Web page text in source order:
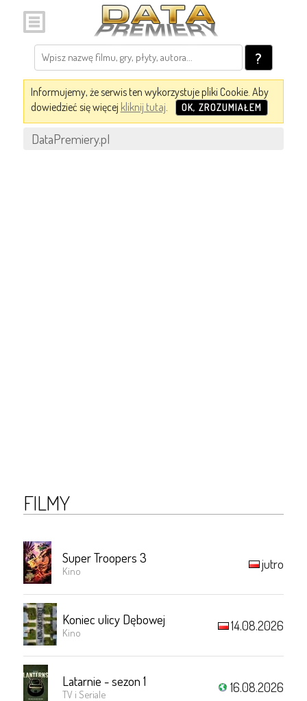
?
Informujemy, że serwis ten wykorzystuje pliki Cookie. Aby
dowiedzieć się więcej kliknij tutaj. OK, ZROZUMIAŁEM
DataPremiery.pl
FILMY
Super Troopers 3
Kino jutro
Koniec ulicy Dębowej
Kino 14.08.2026
Latarnie - sezon 1
TV i Seriale 16.08.2026